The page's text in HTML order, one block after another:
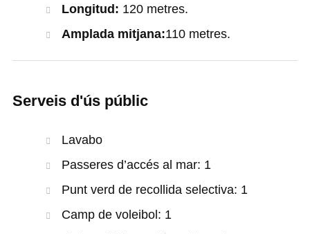
Longitud: 120 metres.
Amplada mitjana:110 metres.
Serveis d'ús públic
Lavabo
Passeres d’accés al mar: 1
Punt verd de recollida selectiva: 1
Camp de voleibol: 1